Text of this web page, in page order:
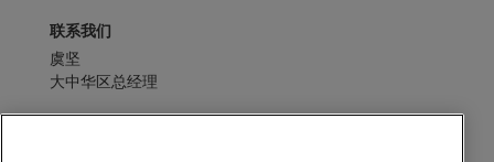
联系我们
虞坚
大中华区总经理